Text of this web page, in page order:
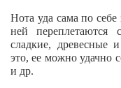
Нота уда сама по
ней переплетаются
сладкие, древесные
это, ее можно удачно
и др.